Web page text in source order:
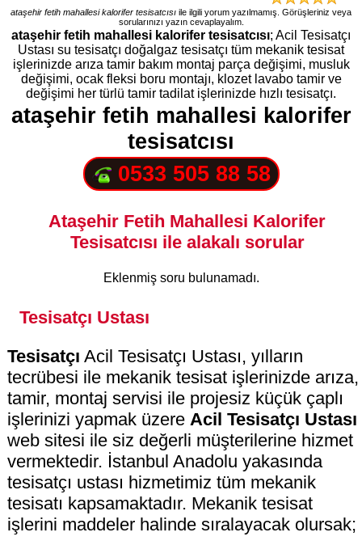
ataşehir fetih mahallesi kalorifer tesisatcısı ile ilgili yorum yazılmamış. Görüşleriniz veya
sorularınızı yazın cevaplayalım.
ataşehir fetih mahallesi kalorifer tesisatcısı; Acil Tesisatçı
Ustası su tesisatçı doğalgaz tesisatçı tüm mekanik tesisat
işlerinizde arıza tamir bakım montaj parça değişimi, musluk
değişimi, ocak fleksi boru montajı, klozet lavabo tamir ve
değişimi her türlü tamir tadilat işlerinizde hızlı tesisatçı.
ataşehir fetih mahallesi kalorifer
tesisatcısı
0533 505 88 58
Ataşehir Fetih Mahallesi Kalorifer
Tesisatcısı ile alakalı sorular
Eklenmiş soru bulunamadı.
Tesisatçı Ustası
Tesisatçı Acil Tesisatçı Ustası, yılların
tecrübesi ile mekanik tesisat işlerinizde arıza,
tamir, montaj servisi ile projesiz küçük çaplı
işlerinizi yapmak üzere Acil Tesisatçı Ustası
web sitesi ile siz değerli müşterilerine hizmet
vermektedir. İstanbul Anadolu yakasında
tesisatçı ustası hizmetimiz tüm mekanik
tesisatı kapsamaktadır. Mekanik tesisat
işlerini maddeler halinde sıralayacak olursak;